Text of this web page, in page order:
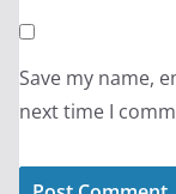
Save my name,
next time I